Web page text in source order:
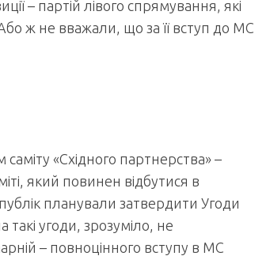
– партій лівого спрямування, які
ж не вважали, що за її вступ до МС
«Східного партнерства» –
який повинен відбутися в
планували затвердити Угоди
угоди, зрозуміло, не
– повноцінного вступу в МС